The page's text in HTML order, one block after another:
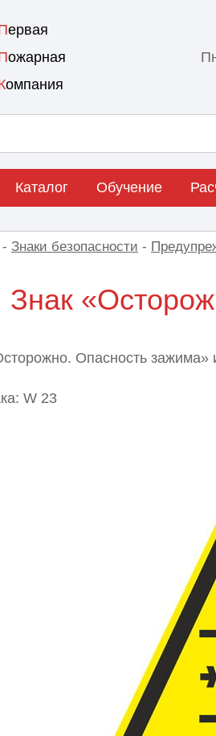
ервая
ожарная
омпания
Каталог Обучение
- Знаки безопасности -
Знак
Опасность зажима»
W 23